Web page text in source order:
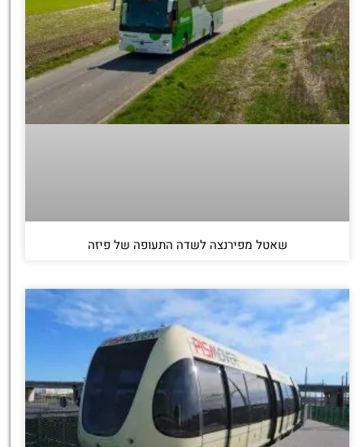
שאטל מפירנצה לשדה התעופה של פיזה